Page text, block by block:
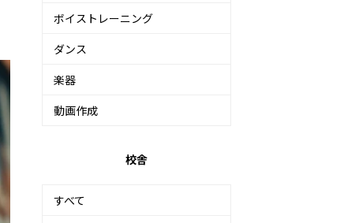
ボイストレーニング
ダンス
楽器
動画作成
校舎
すべて